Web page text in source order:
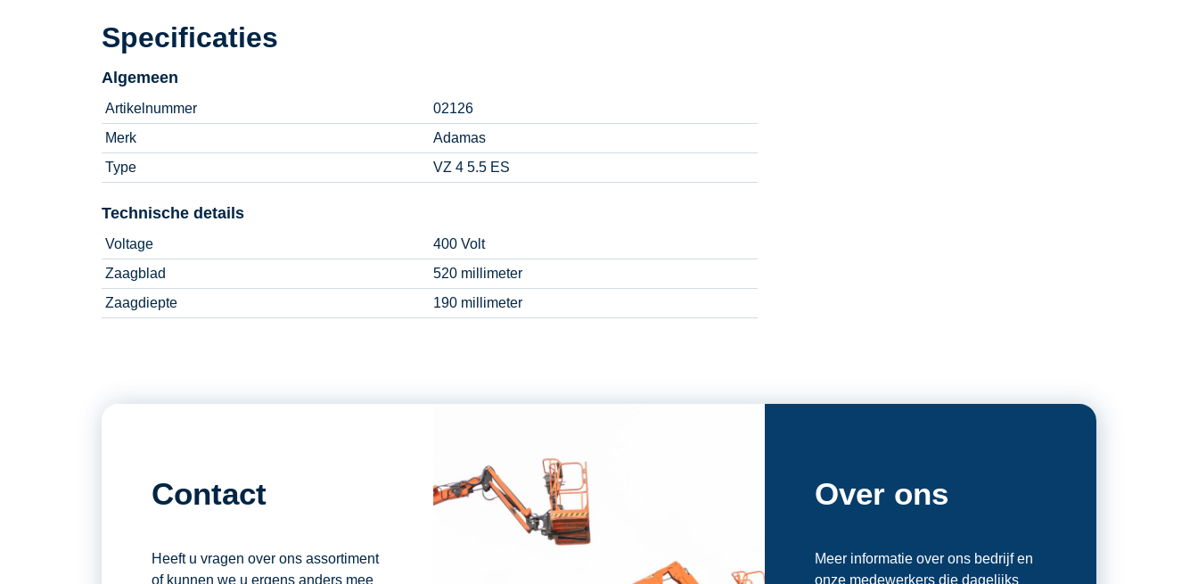
Specificaties
Algemeen
Artikelnummer
02126
Merk
Adamas
Type
VZ 4 5.5 ES
Technische details
Voltage
400 Volt
Zaagblad
520 millimeter
Zaagdiepte
190 millimeter
Contact
Heeft u vragen over ons assortiment
of kunnen we u ergens anders mee
Over ons
Meer informatie over ons bedrijf en
onze medewerkers die dagelijks